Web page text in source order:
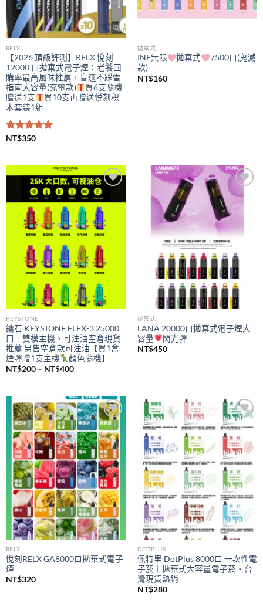
RELX
【2026 頂級評測】RELX 悅刻
12000 口拋棄式電子煙：老饕回
購率最高風味推薦，盲選不踩雷
指南大容量(充電款)
買6支隨機
贈送1支
買10支再贈送悦刻积
木套装1組
評分5.00
NT$350
拋棄式
INF無限 拋棄式
7500口(鬼滅
款)
NT$160
Add to
wishlist
KEYSTONE
鑰石 KEYSTONE FLEX-3 25000
口｜雙模主機、可注油空倉現貨
推薦 另售空倉款可注油【買1盒
煙彈贈1支主機
顏色隨機】
NT$200 – NT$400價
NT$200
到
NT$400
Add to
wishlist
拋棄式
LANA 20000口拋棄式電子煙大
容量
閃光彈
NT$450
Add to
wishlist
RELX
悅刻RELX GA8000口拋棄式電子
煙
NT$320
Add to
DOTPLUS
佩特里 DotPlus 8000口 一次性電
子菸｜拋棄式大容量電子菸・台
灣現貨熱銷
NT$280